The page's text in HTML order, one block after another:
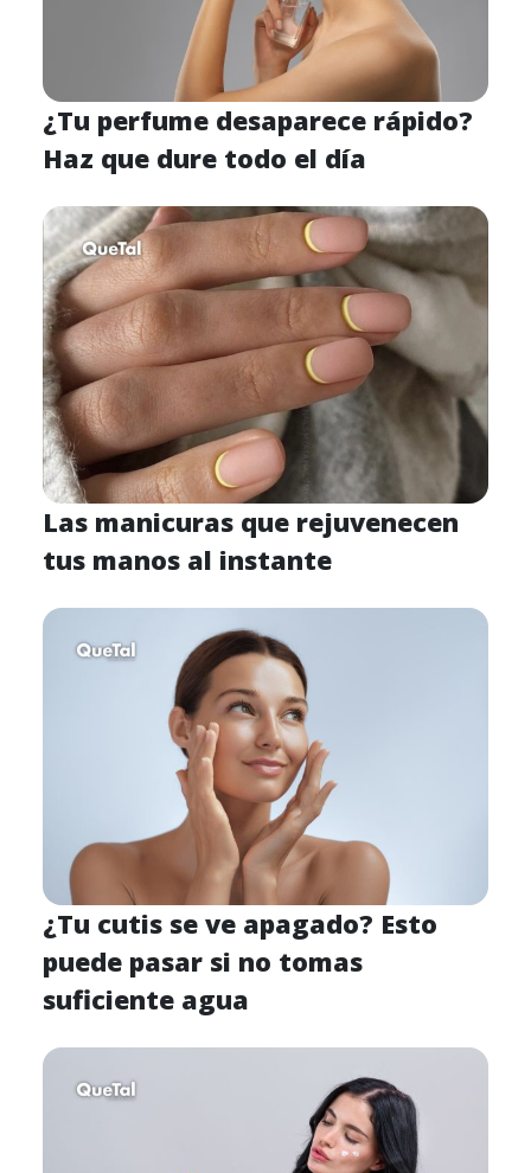
¿Tu perfume desaparece rápido?
Haz que dure todo el día
Las manicuras que rejuvenecen
tus manos al instante
¿Tu cutis se ve apagado? Esto
puede pasar si no tomas
suficiente agua